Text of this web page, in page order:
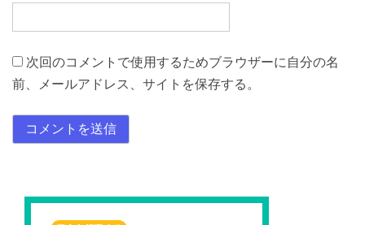
次回のコメントで使用するためブラウザーに自分の名
前、メールアドレス、サイトを保存する。